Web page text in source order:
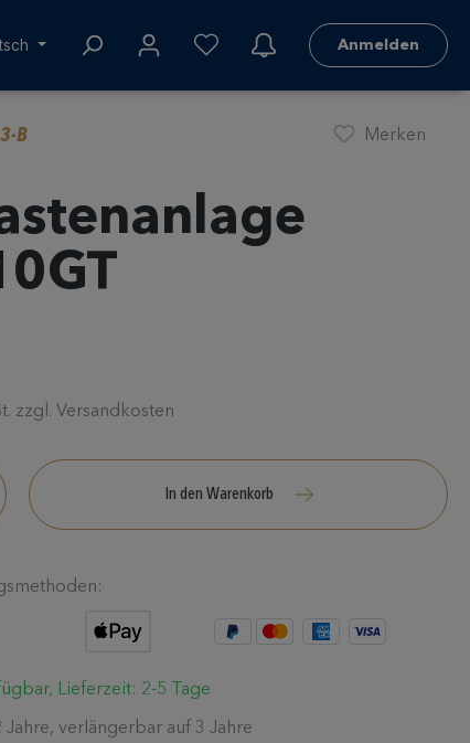
Anmelden
B Merken
zzgl. Versandkosten
In den Warenkorb
Lieferzeit: 2-5 Tage
Jahre, verlängerbar auf 3 Jahre